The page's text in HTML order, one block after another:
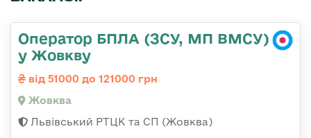
Оператор БПЛА (ЗСУ, МП ВМСУ)
у Жовкву
від 51000 до 121000 грн
Жовква
Львівський РТЦК та СП (Жовква)